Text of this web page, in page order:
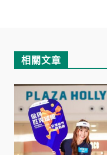
相關文章